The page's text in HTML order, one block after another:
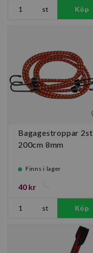
st Köp
Bagagestroppar 2st
200cm 8mm
Finns i lager
40 kr
st Köp